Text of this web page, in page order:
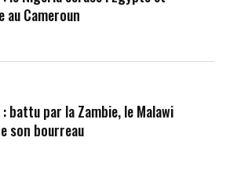
au Cameroun
battu par la Zambie, le Malawi
son bourreau